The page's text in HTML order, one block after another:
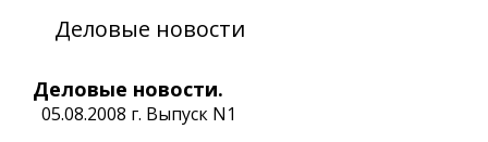
Деловые новости
Деловые новости.
05.08.2008 г. Выпуск N1